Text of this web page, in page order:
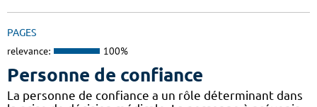
PAGES
relevance: 100%
Personne de confiance
La personne de confiance a un rôle déterminant dans